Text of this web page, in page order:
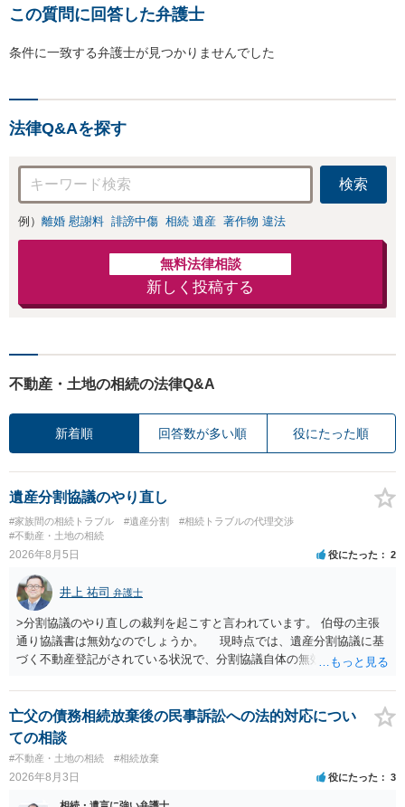
この質問に回答した弁護士
条件に一致する弁護士が見つかりませんでした
法律Q&Aを探す
検索
例） 離婚 慰謝料 誹謗中傷 相続 遺産 著作物 違法
無料法律相談
新しく投稿する
不動産・土地の相続の法律Q&A
新着順 回答数が多い順 役にたった順
遺産分割協議のやり直し
#家族間の相続トラブル #遺産分割
#相続トラブルの代理交渉
#不動産・土地の相続
2026年8月5日 役にたった 2
井上 祐司 弁護士
>分割協議のやり直しの裁判を起こすと言われています。 伯母の主張
通り協議書は無効なのでしょうか。 現時点では、遺産分割協議に基
づく不動産登記がされている状況で、分割協議自体の無効を裁判所が
方の訴訟の主張及び立証次第ですが、 ・御祖母様の認知能力に関する
医師の意見書、筆跡鑑定 が提出されればその効力が否定される可能性
はありますが、 ・伯母様自身が分割協議に加わっていること ・御祖母
様の意に反する遺産分割協議を行う実益が誰にあったかの立証が困難
であること からすると、実際に遺産分割協議の効力が否定される可能
性はそれほど高くない（立証のハードルは非常に高い）ということが
言えると思います。
亡父の債務相続放棄後の民事訴訟への法的対応につい
ての相談
#不動産・土地の相続 #相続放棄
2026年8月3日 役にたった 3